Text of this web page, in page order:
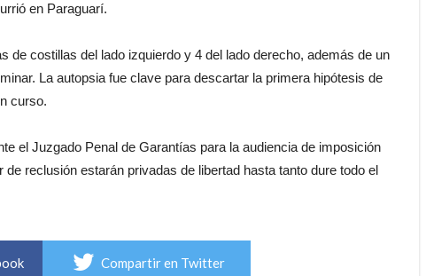
en Paraguarí.
de costillas del lado izquierdo y 4 del lado derecho, además de un
La autopsia fue clave para descartar la primera hipótesis de
curso.
el Juzgado Penal de Garantías para la audiencia de imposición
reclusión estarán privadas de libertad hasta tanto dure todo el
Compartir en Twitter